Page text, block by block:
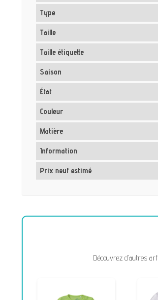
Type
Taille
Taille étiquette
Saison
État
Couleur
Matière
Information
Prix neuf estimé
Découvrez d’autres